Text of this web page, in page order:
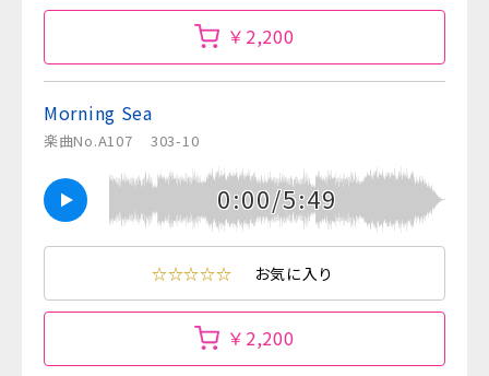
￥2,200
Morning Sea
楽曲No.A107 303-10
0:00/5:49
☆☆☆☆☆ お気に入り
￥2,200